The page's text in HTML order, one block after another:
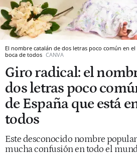
El nombre catalán de dos letras poco común en
boca de todos CANVA
Giro radical: el
dos letras poco
de España que está
todos
Este desconocido nombre
mucha confusión en todo el